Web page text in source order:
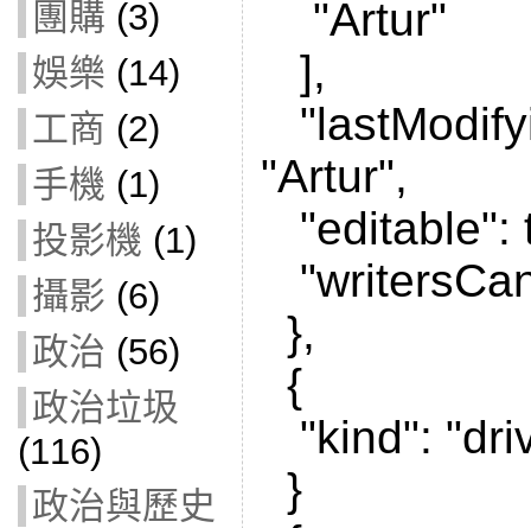
團購 (3)
娛樂 (14)
工商 (2)
手機 (1)
投影機 (1)
攝影 (6)
政治 (56)
政治垃圾
(116)
政治與歷史
"Artur"
],
"Artur",
"editable":
},
{
"kind":
}